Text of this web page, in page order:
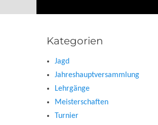
Kategorien
Jagd
Jahreshauptversammlung
Lehrgänge
Meisterschaften
Turnier